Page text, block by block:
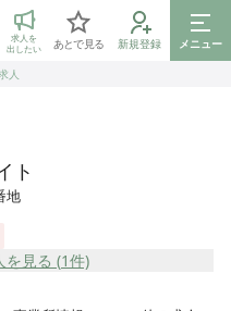
グ
求人を
出したい
あとで見る 新規登録
メニュー
人
ト
地
を見る (1件)